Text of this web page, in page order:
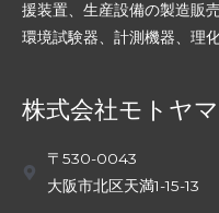
援装置、生産設備の製造販売
環境試験器、計測機器、理
株式会社モトヤマ
〒530-0043
大阪市北区天満1-15-13